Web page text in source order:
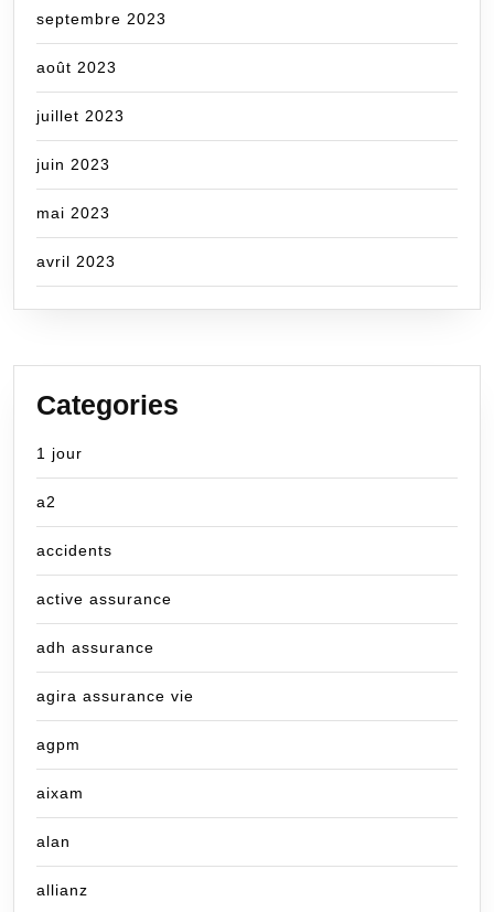
septembre 2023
août 2023
juillet 2023
juin 2023
mai 2023
avril 2023
Categories
1 jour
a2
accidents
active assurance
adh assurance
agira assurance vie
agpm
aixam
alan
allianz